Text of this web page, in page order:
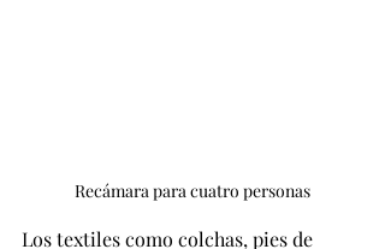
Recámara para cuatro personas
Los textiles como colchas, pies de